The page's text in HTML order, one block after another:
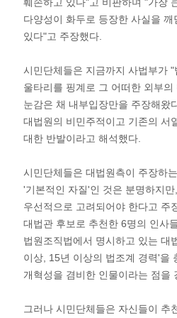
다양성이 화두로 등장한 사실을 깨
있다"고 주장했다.
시민단체들은 지금까지 사법부가 "
울타리를 핑계로 그 어떠한 외부
눈감은 채 내부입장만을 주장해왔
대법원의 비민주적이고 기존의 서
대한 반발이라고 해석했다.
시민단체들은 대법원측이 주장하
'기본적인 자질'인 것은 분명하지
우선적으로 고려되어야 한다고 주
대법관 후보로 추천한 6명의 인사
법원조직법에서 명시하고 있는 대
이상, 15년 이상의 법조계 경력'을
개혁성을 겸비한 인물이라는 점을
그러나 시민단체들은 자신들이 추